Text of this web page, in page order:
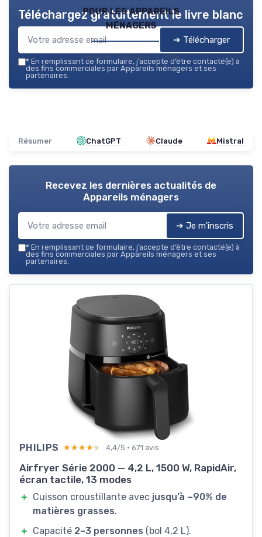
pour les appareils
ménagers
Appareils ménagers — 2026
Téléchargez gratuitement le livre blanc
➔ Télécharger
* En remplissant ce formulaire, j’accepte d’être contacté(e) à
des fins commerciales par Appareils ménagers et ses
partenaires.
Résumer ChatGPT Claude Mistral
Recevez les dernières actualités de
Appareils ménagers
➔ Je m'inscris
* En remplissant ce formulaire, j’accepte d’être contacté(e) à
des fins commerciales par Appareils ménagers et ses
partenaires.
PHILIPS ★★★★★
★★★★★ 4,4/5 · 671 avis
Airfryer Série 2000 — 4,2 L, 1500 W, RapidAir,
écran tactile, 13 modes
＋ Cuisson croustillante avec jusqu’à −90% de
matières grasses.
＋ Capacité 2–3 personnes (bol 4,2 L).